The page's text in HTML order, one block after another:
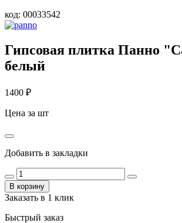
код: 00033542
Гипсовая плитка Панно
белый
1400 ₽
Цена за шт
Добавить в закладки
В корзину
Заказать в 1 клик
Быстрый заказ